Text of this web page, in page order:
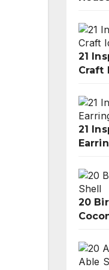
21
Craft
21
20